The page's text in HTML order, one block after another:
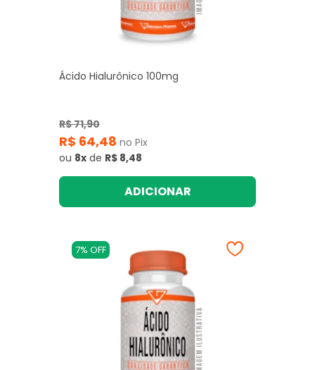
Ácido Hialurônico 100mg
R$ 71,90
R$ 64,48 no Pix
ou 8x de R$ 8,48
ADICIONAR
7% OFF